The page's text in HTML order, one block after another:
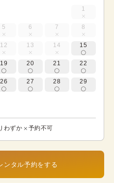
1
5 6 7 8
12 13 14 15
19 20 21 22
26 27 28 29
わずか 予約不可
ンタル予約をする